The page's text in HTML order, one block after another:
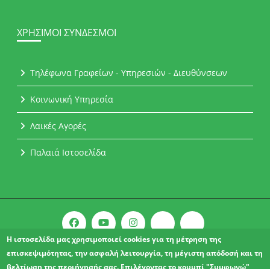
ΧΡΉΣΙΜΟΙ ΣΎΝΔΕΣΜΟΙ
Τηλέφωνα Γραφείων - Υπηρεσιών - Διευθύνσεων
Κοινωνική Υπηρεσία
Λαικές Αγορές
Παλαιά Ιστοσελίδα
Copyright © 2021 l Δήμος Αχαρνών.
Η ιστοσελίδα μας χρησιμοποιεί cookies για τη μέτρηση της
επισκεψιμότητας, την ασφαλή λειτουργία, τη μέγιστη απόδοσή και τη
βελτίωση της περιήγησής σας. Επιλέγοντας το κουμπί "Συμφωνώ",